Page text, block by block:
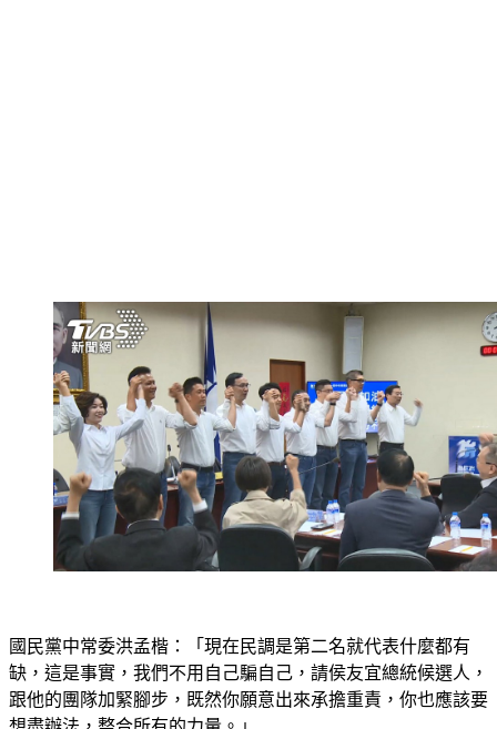
國民黨中常委洪孟楷：「現在民調是第二名就代表什麼都有
缺，這是事實，我們不用自己騙自己，請侯友宜總統候選人，
跟他的團隊加緊腳步，既然你願意出來承擔重責，你也應該要